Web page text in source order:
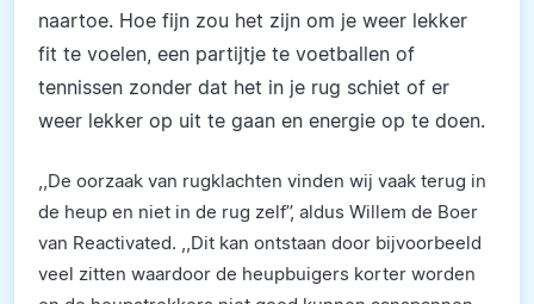
naartoe. Hoe fijn zou het zijn om je weer lekker
fit te voelen, een partijtje te voetballen of
tennissen zonder dat het in je rug schiet of er
weer lekker op uit te gaan en energie op te doen.
,,De oorzaak van rugklachten vinden wij vaak terug in
de heup en niet in de rug zelf’’, aldus Willem de Boer
van Reactivated. ,,Dit kan ontstaan door bijvoorbeeld
veel zitten waardoor de heupbuigers korter worden